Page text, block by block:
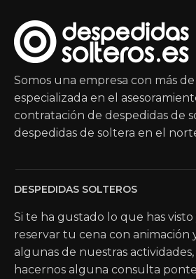
Somos una empresa con más de
especializada en el
contratación de despedidas de
despedidas de soltera en el
DESPEDIDAS SOLTEROS
Si te ha gustado lo que has
reservar tu cena con animación
algunas de nuestras actividades,
hacernos alguna consulta